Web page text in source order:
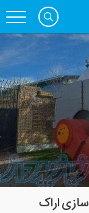
سازی اراک